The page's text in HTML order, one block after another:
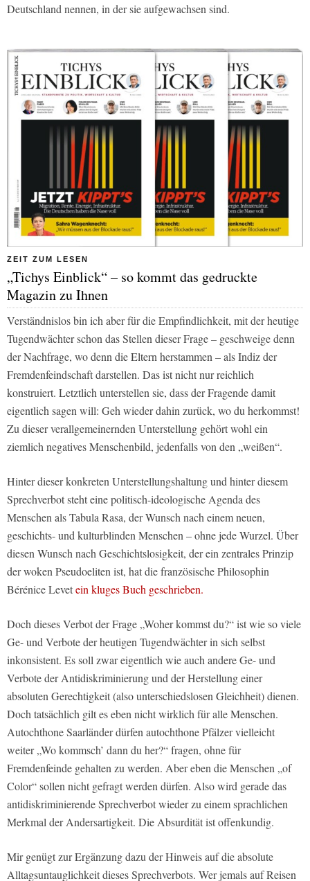
Deutschland nennen, in der sie aufgewachsen sind.
ZEIT ZUM LESEN
„Tichys Einblick“ – so kommt das gedruckte
Magazin zu Ihnen
Verständnislos bin ich aber für die Empfindlichkeit, mit der heutige
Tugendwächter schon das Stellen dieser Frage – geschweige denn
der Nachfrage, wo denn die Eltern herstammen – als Indiz der
Fremdenfeindschaft darstellen. Das ist nicht nur reichlich
konstruiert. Letztlich unterstellen sie, dass der Fragende damit
eigentlich sagen will: Geh wieder dahin zurück, wo du herkommst!
Zu dieser verallgemeinernden Unterstellung gehört wohl ein
ziemlich negatives Menschenbild, jedenfalls von den „weißen“.
Hinter dieser konkreten Unterstellungshaltung und hinter diesem
Sprechverbot steht eine politisch-ideologische Agenda des
Menschen als Tabula Rasa, der Wunsch nach einem neuen,
geschichts- und kulturblinden Menschen – ohne jede Wurzel. Über
diesen Wunsch nach Geschichtslosigkeit, der ein zentrales Prinzip
der woken Pseudoeliten ist, hat die französische Philosophin
Bérénice Levetein kluges Buch geschrieben.
Doch dieses Verbot der Frage „Woher kommst du?“ ist wie so viele
Ge- und Verbote der heutigen Tugendwächter in sich selbst
inkonsistent. Es soll zwar eigentlich wie auch andere Ge- und
Verbote der Antidiskriminierung und der Herstellung einer
absoluten Gerechtigkeit (also unterschiedslosen Gleichheit) dienen.
Doch tatsächlich gilt es eben nicht wirklich für alle Menschen.
Autochthone Saarländer dürfen autochthone Pfälzer vielleicht
weiter „Wo kommsch’ dann du her?“ fragen, ohne für
Fremdenfeinde gehalten zu werden. Aber eben die Menschen „of
Color“ sollen nicht gefragt werden dürfen. Also wird gerade das
antidiskriminierende Sprechverbot wieder zu einem sprachlichen
Merkmal der Andersartigkeit. Die Absurdität ist offenkundig.
Mir genügt zur Ergänzung dazu der Hinweis auf die absolute
Alltagsuntauglichkeit dieses Sprechverbots. Wer jemals auf Reisen